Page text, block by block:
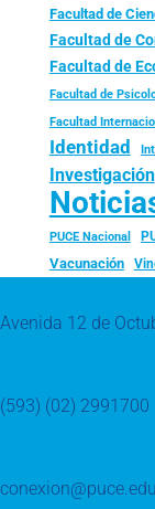
Facultad de
Facultad de
Facultad de
Facultad de
Facultad
Identidad
Investigación
PUCE Nacional
Vacunación
Avenida 12 de
(593) (02) 2991700